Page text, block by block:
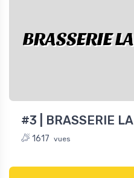
BRASSERIE
#3 | BRASSERIE
1617 vues